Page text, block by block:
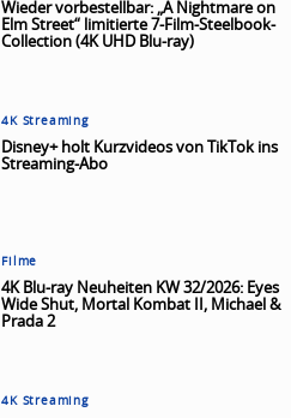
Wieder vorbestellbar: „A Nightmare on
Elm Street“ limitierte 7-Film-Steelbook-
Collection (4K UHD Blu-ray)
4K Streaming
Disney+ holt Kurzvideos von TikTok ins
Streaming-Abo
Filme
4K Blu-ray Neuheiten KW 32/2026: Eyes
Wide Shut, Mortal Kombat II, Michael &
Prada 2
4K Streaming